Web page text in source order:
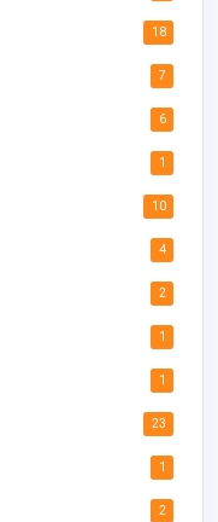
18
7
6
1
10
4
2
1
1
23
1
2